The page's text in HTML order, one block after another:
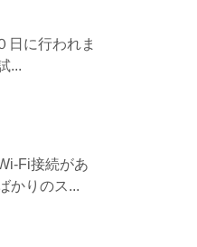
日に行われま
...
Fi接続があ
かりのス...